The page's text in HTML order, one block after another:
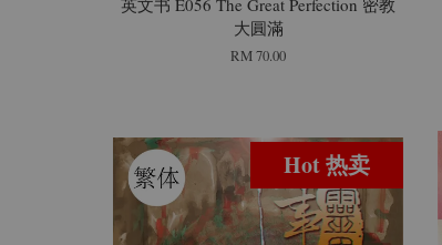
大圓滿
RM 70.00
Hot 热卖